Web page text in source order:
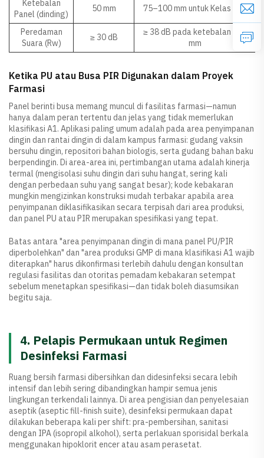
Ketebalan
Panel (dinding)
50 mm 75–100 mm untuk Kelas B/C
Peredaman
Suara (Rw)
≥ 30 dB
≥ 38 dB pada ketebalan 100
mm
Ketika PU atau Busa PIR Digunakan dalam Proyek
Farmasi
Panel berinti busa memang muncul di fasilitas farmasi—namun
hanya dalam peran tertentu dan jelas yang tidak memerlukan
klasifikasi A1. Aplikasi paling umum adalah pada area penyimpanan
dingin dan rantai dingin di dalam kampus farmasi: gudang vaksin
bersuhu dingin, repositori bahan biologis, serta gudang bahan baku
berpendingin. Di area-area ini, pertimbangan utama adalah kinerja
termal (mengisolasi suhu dingin dari suhu hangat, sering kali
dengan perbedaan suhu yang sangat besar); kode kebakaran
mungkin mengizinkan konstruksi mudah terbakar apabila area
penyimpanan diklasifikasikan secara terpisah dari area produksi,
dan panel PU atau PIR merupakan spesifikasi yang tepat.
Batas antara "area penyimpanan dingin di mana panel PU/PIR
diperbolehkan" dan "area produksi GMP di mana klasifikasi A1 wajib
diterapkan" harus dikonfirmasi terlebih dahulu dengan konsultan
regulasi fasilitas dan otoritas pemadam kebakaran setempat
sebelum menetapkan spesifikasi—dan tidak boleh diasumsikan
begitu saja.
4. Pelapis Permukaan untuk Regimen
Desinfeksi Farmasi
Ruang bersih farmasi dibersihkan dan didesinfeksi secara lebih
intensif dan lebih sering dibandingkan hampir semua jenis
lingkungan terkendali lainnya. Di area pengisian dan penyelesaian
aseptik (aseptic fill-finish suite), desinfeksi permukaan dapat
dilakukan beberapa kali per shift: pra-pembersihan, sanitasi
dengan IPA (isopropil alkohol), serta perlakuan sporisidal berkala
menggunakan hipoklorit encer atau asam perasetat.